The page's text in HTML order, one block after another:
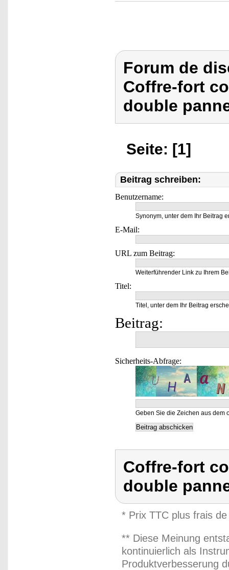
Forum de
Coffre-fort
double
Seite: [1]
Beitrag schreiben:
Benutzername:
Synonym, unter dem Ihr Beitrag
E-Mail:
URL zum Beitrag:
Weiterführender Link zu Ihrem
Titel:
Titel, unter dem Ihr Beitrag
Beitrag:
Sicherheits-Abfrage:
Geben Sie die Zeichen aus dem
Coffre-fort
double
* Prix TTC plus frais
** Diese Meinung
kontinuierlich als
Produktverbesserung